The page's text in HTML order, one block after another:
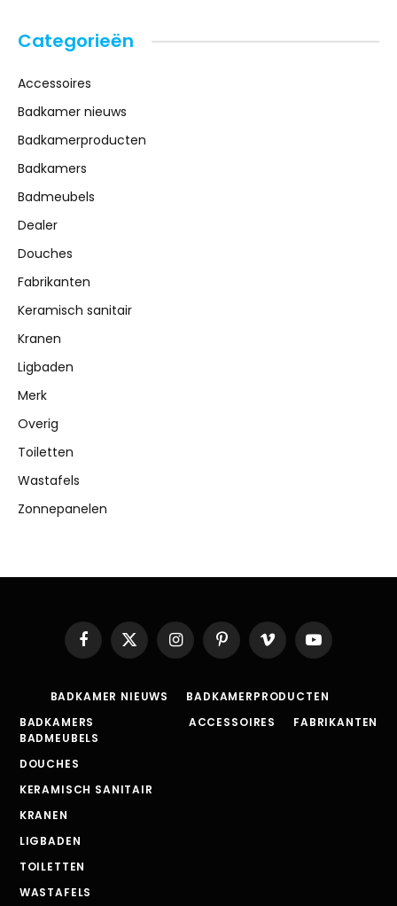
Categorieën
Accessoires
Badkamer nieuws
Badkamerproducten
Badkamers
Badmeubels
Dealer
Douches
Fabrikanten
Keramisch sanitair
Kranen
Ligbaden
Merk
Overig
Toiletten
Wastafels
Zonnepanelen
Facebook
X
(Twitter)
InstagramPinterestVimeo YouTube
BADKAMER NIEUWS
BADKAMERPRODUCTEN
BADKAMERS
BADMEUBELS
DOUCHES
KERAMISCH SANITAIR
KRANEN
LIGBADEN
TOILETTEN
WASTAFELS
ACCESSOIRES FABRIKANTEN